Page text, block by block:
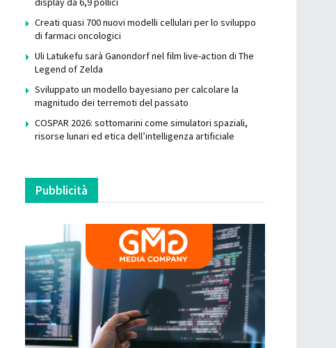
Creati quasi 700 nuovi modelli cellulari per lo sviluppo
di farmaci oncologici
Uli Latukefu sarà Ganondorf nel film live-action di The
Legend of Zelda
Sviluppato un modello bayesiano per calcolare la
magnitudo dei terremoti del passato
COSPAR 2026: sottomarini come simulatori spaziali,
risorse lunari ed etica dell’intelligenza artificiale
Pubblicità